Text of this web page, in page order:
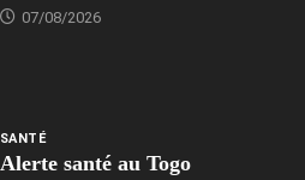
07/08/2026
SANTÉ
Alerte santé au Togo